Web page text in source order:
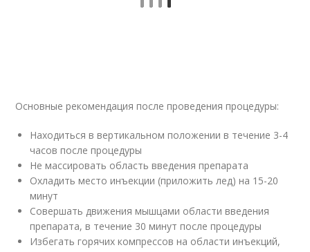
Основные рекомендация после проведения процедуры:
Находиться в вертикальном положении в течение 3-4
часов после процедуры
Не массировать область введения препарата
Охладить место инъекции (приложить лед) на 15-20
минут
Совершать движения мышцами области введения
препарата, в течение 30 минут после процедуры
Избегать горячих компрессов на области инъекций,